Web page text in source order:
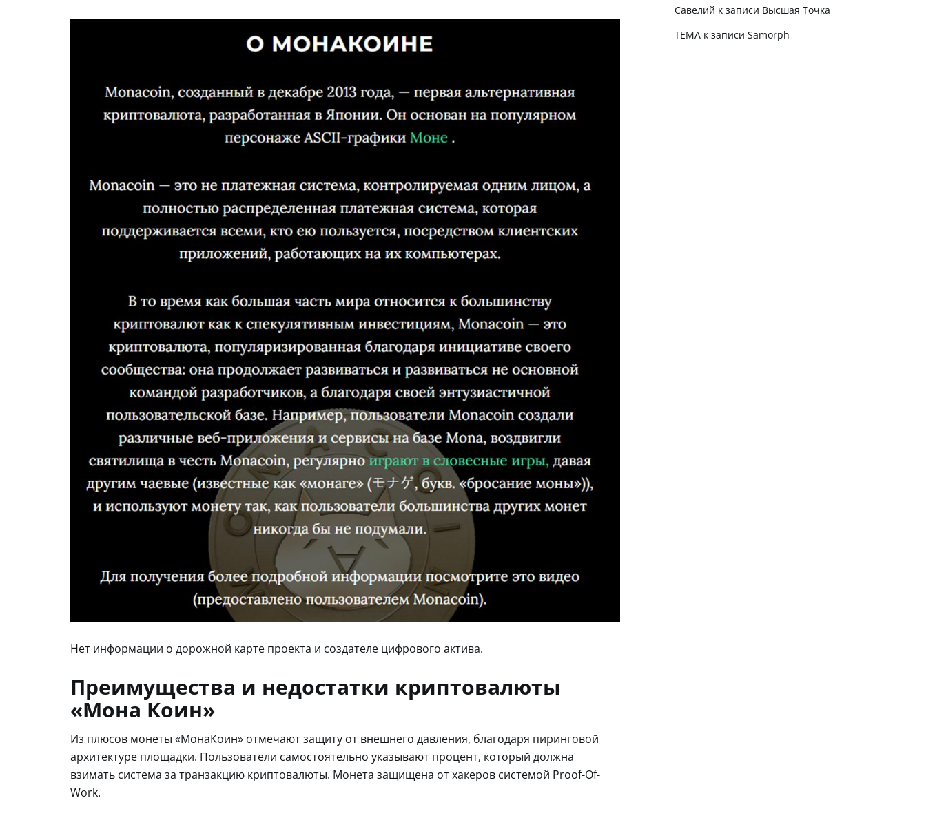
Нет информации о дорожной карте проекта и создателе цифрового актива.
Преимущества и недостатки криптовалюты
«Мона Коин»
Из плюсов монеты «МонаКоин» отмечают защиту от внешнего давления, благодаря пиринговой
архитектуре площадки. Пользователи самостоятельно указывают процент, который должна
взимать система за транзакцию криптовалюты. Монета защищена от хакеров системой Proof-Of-
Work.
Савелий к записи Высшая Точка
TEMAк записи Samorph